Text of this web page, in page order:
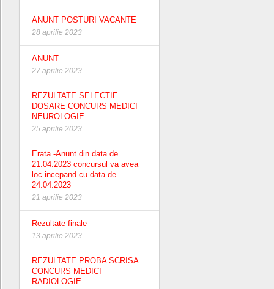
ANUNT POSTURI VACANTE
28 aprilie 2023
ANUNT
27 aprilie 2023
REZULTATE SELECTIE
DOSARE CONCURS MEDICI
NEUROLOGIE
25 aprilie 2023
Erata -Anunt din data de
21.04.2023 concursul va avea
loc incepand cu data de
24.04.2023
21 aprilie 2023
Rezultate finale
13 aprilie 2023
REZULTATE PROBA SCRISA
CONCURS MEDICI
RADIOLOGIE